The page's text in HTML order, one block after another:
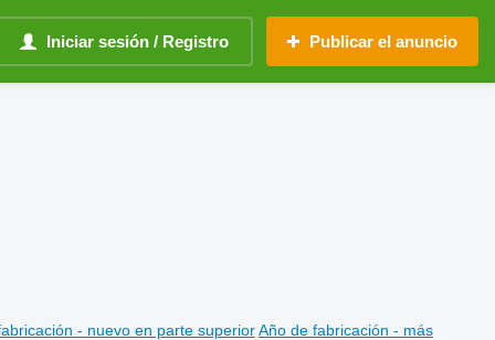
Iniciar sesión / Registro Publicar el anuncio
- nuevo en parte superior Año de fabricación - más